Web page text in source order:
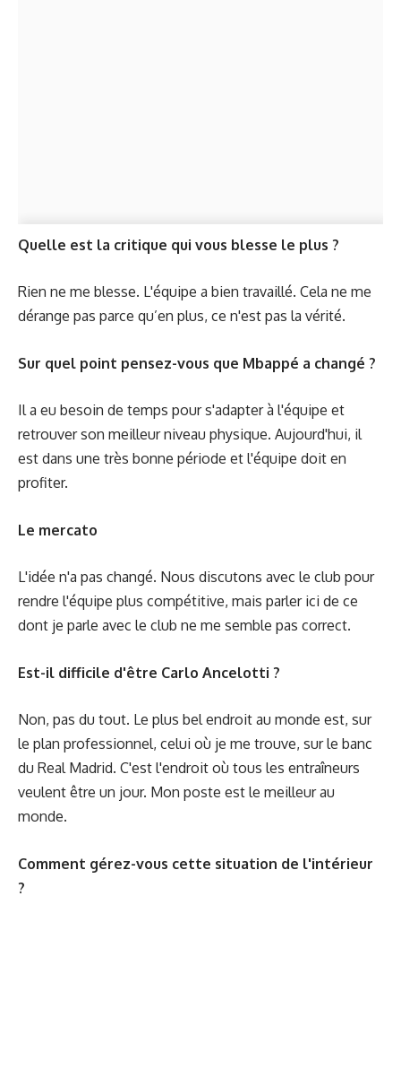
Quelle est la critique qui vous blesse le plus ?
Rien ne me blesse. L'équipe a bien travaillé. Cela ne me
dérange pas parce qu’en plus, ce n'est pas la vérité.
Sur quel point pensez-vous que Mbappé a changé ?
Il a eu besoin de temps pour s'adapter à l'équipe et
retrouver son meilleur niveau physique. Aujourd'hui, il
est dans une très bonne période et l'équipe doit en
profiter.
Le mercato
L'idée n'a pas changé. Nous discutons avec le club pour
rendre l'équipe plus compétitive, mais parler ici de ce
dont je parle avec le club ne me semble pas correct.
Est-il difficile d'être Carlo Ancelotti ?
Non, pas du tout. Le plus bel endroit au monde est, sur
le plan professionnel, celui où je me trouve, sur le banc
du Real Madrid. C'est l'endroit où tous les entraîneurs
veulent être un jour. Mon poste est le meilleur au
monde.
Comment gérez-vous cette situation de l'intérieur
?